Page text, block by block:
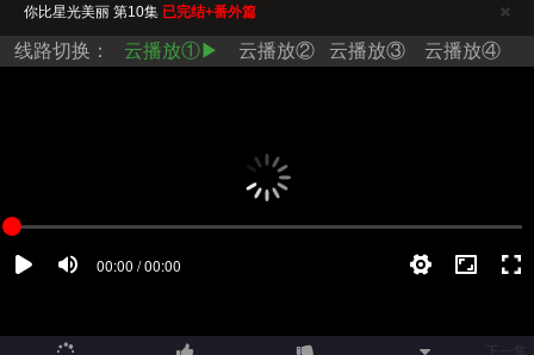
你比星光美丽 第10集 已完结+番外篇